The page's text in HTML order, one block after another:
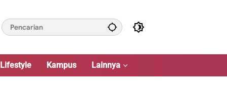
Lifestyle Kampus Lainnya